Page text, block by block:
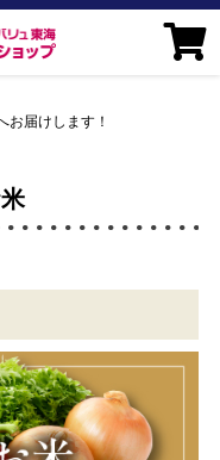
届けします！